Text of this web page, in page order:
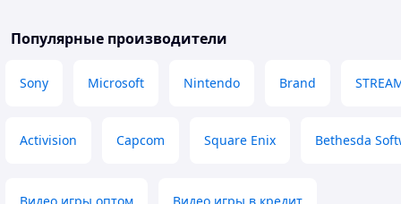
Популярные производители
Sony Microsoft Nintendo Brand
Activision Capcom Square Enix Bethesda